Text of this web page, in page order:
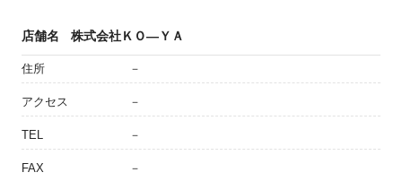
店舗名 株式会社ＫＯ―ＹＡ
住所 －
アクセス －
TEL －
FAX －